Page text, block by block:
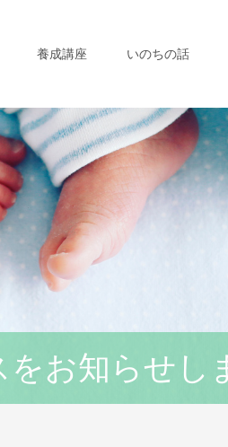
養成講座 いのちの話
お知らせし